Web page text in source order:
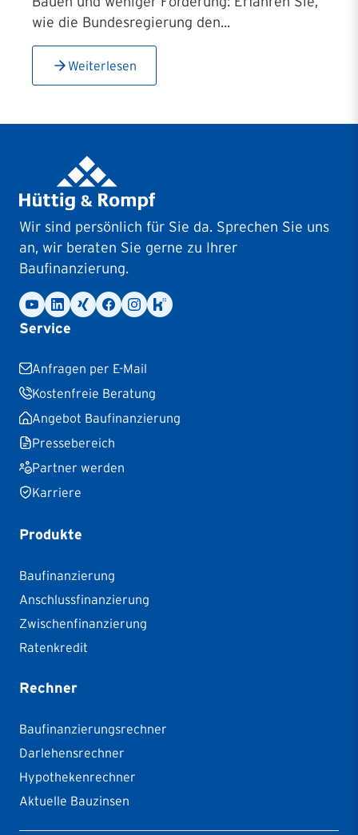
wie die Bundesregierung den...
Weiterlesen
Wir sind persönlich für Sie da. Sprechen Sie uns
an, wir beraten Sie gerne zu Ihrer
Baufinanzierung.
Service
Anfragen per E-Mail
Kostenfreie Beratung
Angebot Baufinanzierung
Pressebereich
Partner werden
Karriere
Produkte
Baufinanzierung
Anschlussfinanzierung
Zwischenfinanzierung
Ratenkredit
Rechner
Baufinanzierungsrechner
Darlehensrechner
Hypothekenrechner
Aktuelle Bauzinsen